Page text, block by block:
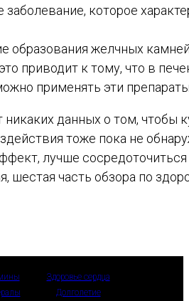
заболевание, которое
образования желчных
приводит к тому, что в
применять эти
данных о том, чтобы
тоже пока не
лучше
шестая часть обзора по
Здоровье сердца
Долголетие